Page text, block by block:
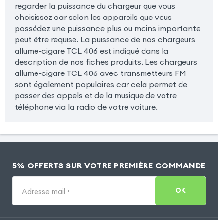
regarder la puissance du chargeur que vous
choisissez car selon les appareils que vous
possédez une puissance plus ou moins importante
peut être requise. La puissance de nos chargeurs
allume-cigare TCL 406 est indiqué dans la
description de nos fiches produits. Les chargeurs
allume-cigare TCL 406 avec transmetteurs FM
sont également populaires car cela permet de
passer des appels et de la musique de votre
téléphone via la radio de votre voiture.
5% OFFERTS SUR VOTRE PREMIÈRE COMMANDE
Adresse mail * OK